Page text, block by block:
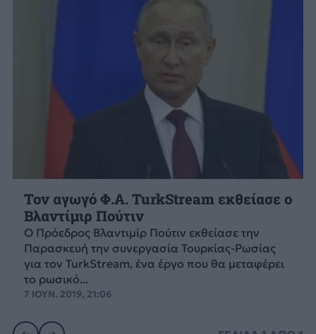
Τον αγωγό Φ.Α. TurkStream εκθείασε ο
Βλαντίμιρ Πούτιν
Ο Πρόεδρος Βλαντιμίρ Πούτιν εκθείασε την
Παρασκευή την συνεργασία Τουρκίας-Ρωσίας
για τον TurkStream, ένα έργο που θα μεταφέρει
το ρωσικό...
7 ΙΟΥΝ. 2019, 21:06